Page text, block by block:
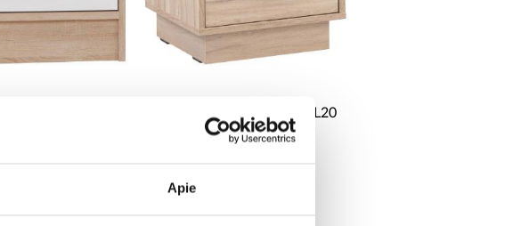
Apie
Naktinis staliukas Allmo AL20
ąžuolas estana
šviesus/antracitas